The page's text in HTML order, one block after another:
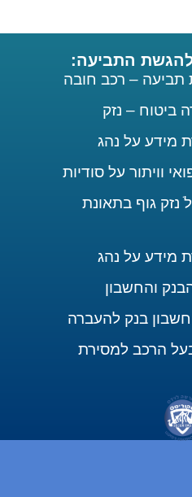
התביעה:
תביעה – רכב חובה
ביטוח – נזק
מידע על נהג
וויתור על סודיות
נזק גוף בתאונת
מידע על נהג
והחשבון
חשבון בנק להעברה
הרכב למסירת